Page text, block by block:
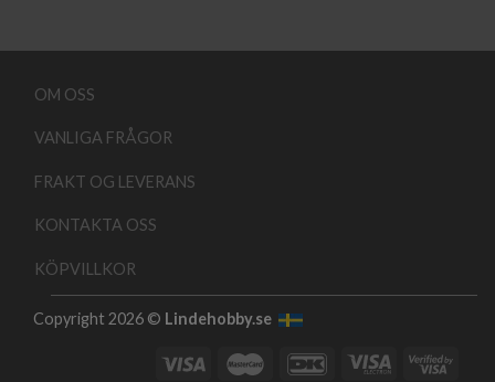
OM OSS
VANLIGA FRÅGOR
FRAKT OG LEVERANS
KONTAKTA OSS
KÖPVILLKOR
Copyright 2026 © Lindehobby.se